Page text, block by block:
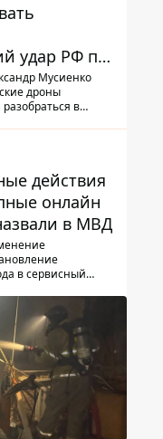
удар РФ по
Мусиенко
дроны
в
действия
онлайн
в МВД
в сервисный